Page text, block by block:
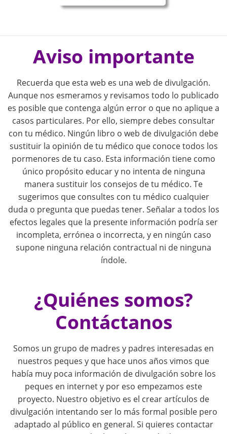
P
a
g
Aviso importante
Recuerda que esta web es una web de divulgación.
Aunque nos esmeramos y revisamos todo lo publicado
es posible que contenga algún error o que no aplique a
casos particulares. Por ello, siempre debes consultar
con tu médico. Ningún libro o web de divulgación debe
sustituir la opinión de tu médico que conoce todos los
pormenores de tu caso. Esta información tiene como
único propósito educar y no intenta de ninguna
manera sustituir los consejos de tu médico. Te
sugerimos que consultes con tu médico cualquier
duda o pregunta que puedas tener. Señalar a todos los
efectos legales que la presente información podría ser
incompleta, errónea o incorrecta, y en ningún caso
supone ninguna relación contractual ni de ninguna
índole.
¿Quiénes somos?
Contáctanos
Somos un grupo de madres y padres interesadas en
nuestros peques y que hace unos años vimos que
había muy poca información de divulgación sobre los
peques en internet y por eso empezamos este
proyecto. Nuestro objetivo es el crear artículos de
divulgación intentando ser lo más formal posible pero
adaptado al público en general. Si quieres contactar